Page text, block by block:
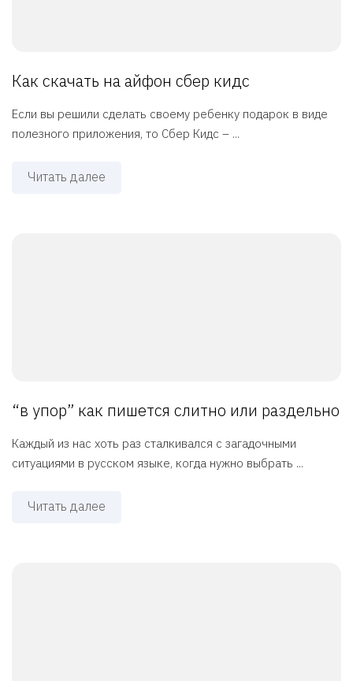
Как скачать на айфон сбер кидс
Если вы решили сделать своему ребенку подарок в виде
полезного приложения, то Сбер Кидс – ...
Читать далее
“в упор” как пишется слитно или раздельно
Каждый из нас хоть раз сталкивался с загадочными
ситуациями в русском языке, когда нужно выбрать ...
Читать далее